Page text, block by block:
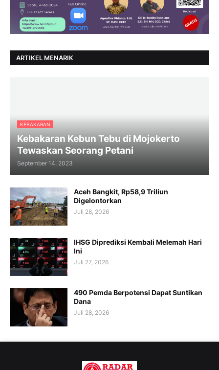
ARTIKEL MENARIK
KEBAKARAN
Kebakaran Kebun Tebu di Mojokerto
Tewaskan Seorang Petani
September 14, 2023
Aceh Bangkit, Rp58,9 Triliun
Digelontorkan
Juli 28, 2026
IHSG Diprediksi Kembali Melemah Hari
Ini
Juli 27, 2026
490 Pemda Berpotensi Dapat Suntikan
Dana
Juli 28, 2026